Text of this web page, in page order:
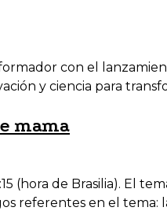
con el
y ciencia para
mama
(hora de Brasilia). El
referentes en el tema: